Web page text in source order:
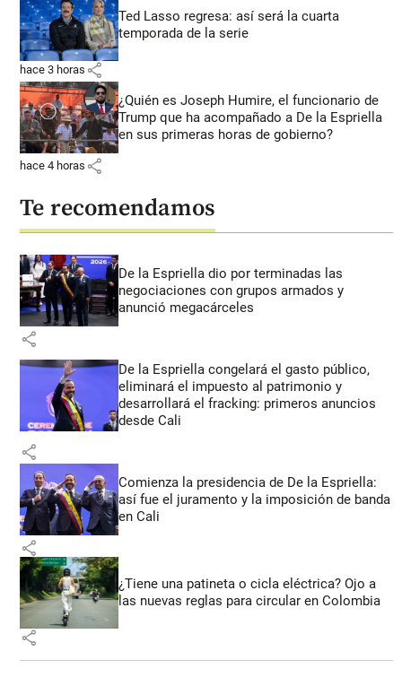
Ted Lasso regresa: así será la cuarta
temporada de la serie
hace 3 horas share
¿Quién es Joseph Humire, el funcionario de
Trump que ha acompañado a De la Espriella
en sus primeras horas de gobierno?
hace 4 horas share
Te recomendamos
De la Espriella dio por terminadas las
negociaciones con grupos armados y
anunció megacárceles
share
De la Espriella congelará el gasto público,
eliminará el impuesto al patrimonio y
desarrollará el fracking: primeros anuncios
desde Cali
share
Comienza la presidencia de De la Espriella:
así fue el juramento y la imposición de banda
en Cali
share
¿Tiene una patineta o cicla eléctrica? Ojo a
las nuevas reglas para circular en Colombia
share